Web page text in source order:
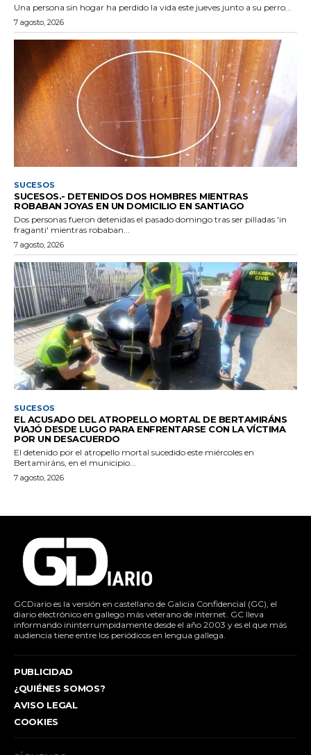
Una persona sin hogar ha perdido la vida este jueves junto a su perro...
7 agosto, 2026
SUCESOS
SUCESOS.- DETENIDOS DOS HOMBRES MIENTRAS
ROBABAN JOYAS EN UN DOMICILIO EN SANTIAGO
Dos personas fueron detenidas el pasado domingo tras ser pilladas 'in
fraganti' mientras robaban...
7 agosto, 2026
SUCESOS
EL ACUSADO DEL ATROPELLO MORTAL DE BERTAMIRÁNS
VIAJÓ DESDE LUGO PARA ENFRENTARSE CON LA VÍCTIMA
POR UN DESACUERDO
El detenido por el atropello mortal sucedido este miércoles en
Bertamiráns, en el municipio...
7 agosto, 2026
GCDiario es la versión en castellano de Galicia Confidencial (GC), el
diario electrónico en gallego más veterano de internet. GC lleva
informando ininterrumpidamente desde el año 2003 y es el que más
audiencia tiene entre los periódicos en lengua gallega.
PUBLICIDAD
¿QUIÉNES SOMOS?
AVISO LEGAL
COOKIES